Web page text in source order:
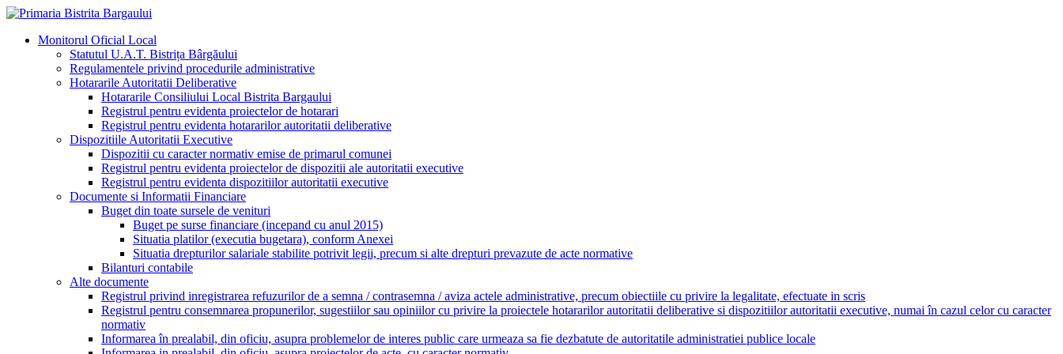
Monitorul Oficial Local
Statutul U.A.T. Bistrița Bârgăului
Regulamentele privind procedurile administrative
Hotararile Autoritatii Deliberative
Hotararile Consiliului Local Bistrita Bargaului
Registrul pentru evidenta proiectelor de hotarari
Registrul pentru evidenta hotararilor autoritatii deliberative
Dispozitiile Autoritatii Executive
Dispozitii cu caracter normativ emise de primarul comunei
Registrul pentru evidenta proiectelor de dispozitii ale autoritatii executive
Registrul pentru evidenta dispozitiilor autoritatii executive
Documente si Informatii Financiare
Buget din toate sursele de venituri
Buget pe surse financiare (incepand cu anul 2015)
Situatia platilor (executia bugetara), conform Anexei
Situatia drepturilor salariale stabilite potrivit legii, precum si alte drepturi prevazute de acte normative
Bilanturi contabile
Alte documente
Registrul privind inregistrarea refuzurilor de a semna / contrasemna / aviza actele administrative, precum obiectiile cu privire la legalitate, efectuate in scris
Registrul pentru consemnarea propunerilor, sugestiilor sau opiniilor cu privire la proiectele hotararilor autoritatii deliberative si dispozitiilor autoritatii executive, numai în cazul celor cu caracter
normativ
Informarea în prealabil, din oficiu, asupra problemelor de interes public care urmeaza sa fie dezbatute de autoritatile administratiei publice locale